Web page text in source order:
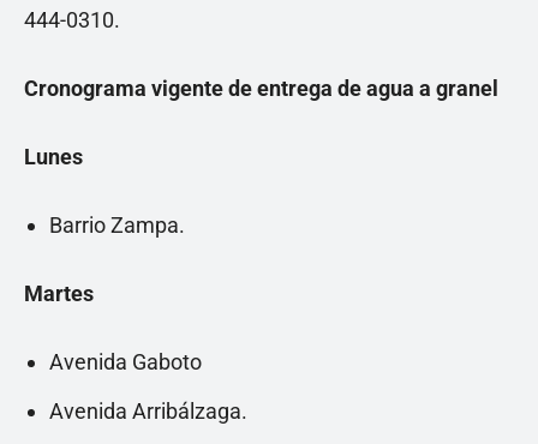
444-0310.
Cronograma vigente de entrega de agua a granel
Lunes
Barrio Zampa.
Martes
Avenida Gaboto
Avenida Arribálzaga.